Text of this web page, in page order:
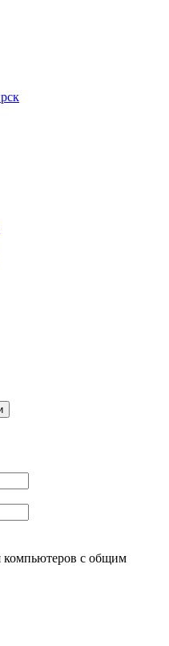
компьютеров с общим